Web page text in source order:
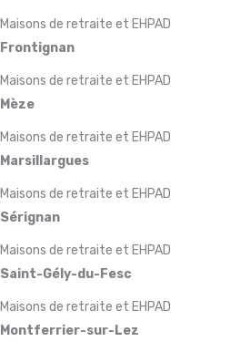
Maisons de retraite et EHPAD
Frontignan
Maisons de retraite et EHPAD
Mèze
Maisons de retraite et EHPAD
Marsillargues
Maisons de retraite et EHPAD
Sérignan
Maisons de retraite et EHPAD
Saint-Gély-du-Fesc
Maisons de retraite et EHPAD
Montferrier-sur-Lez